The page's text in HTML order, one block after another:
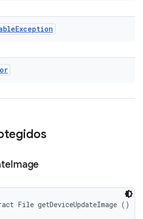
Exception
Image
File getDeviceUpdateImage ()